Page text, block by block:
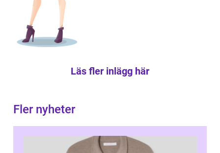
Läs fler inlägg här
Fler nyheter